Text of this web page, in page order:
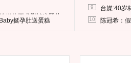
媒体要求删掉这照片
挺孕肚送蛋糕
9 台媒:40岁
10 陈冠希：